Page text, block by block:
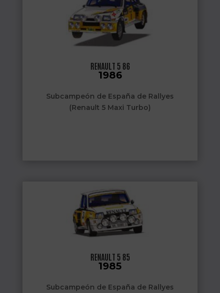
RENAULT 5 86
1986
Subcampeón de España de Rallyes
(Renault 5 Maxi Turbo)
RENAULT 5 85
1985
Subcampeón de España de Rallyes